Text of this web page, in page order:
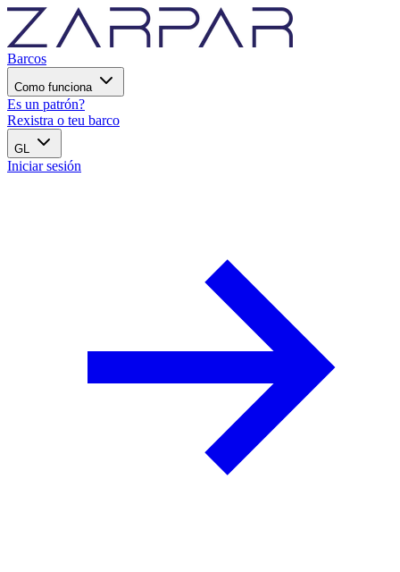
Barcos
Como funciona
Es un patrón?
Rexistra o teu barco
GL
Iniciar sesión